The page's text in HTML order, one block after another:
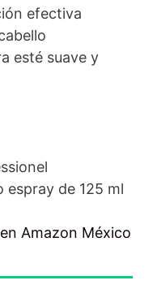
efectiva
esté suave y
espray de 125 ml
Amazon México